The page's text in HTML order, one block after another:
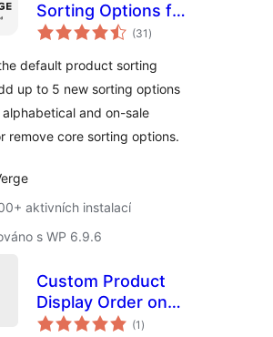
Sorting Options for
WooCommerce
(31 celkové
hodnocení
)
default product sorting
up to 5 new sorting options
and on-sale
remove core sorting options.
aktivních instalací
s WP 6.9.6
Custom Product
Display Order on
Category and Tag
(1 celkové
hodnocení
)